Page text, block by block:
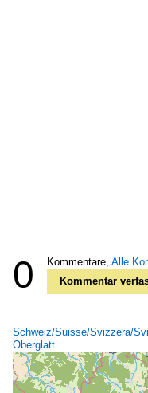
0 Kommentare, Alle
Kommentar
Schweiz/Suisse/Svizzera/
Oberglatt